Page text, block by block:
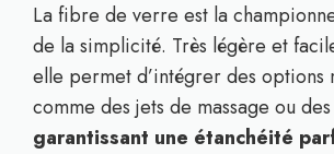
La fibre de verre est la
de la simplicité. Très légère et
elle permet d’intégrer des options
comme des jets de massage ou
garantissant une étanchéité